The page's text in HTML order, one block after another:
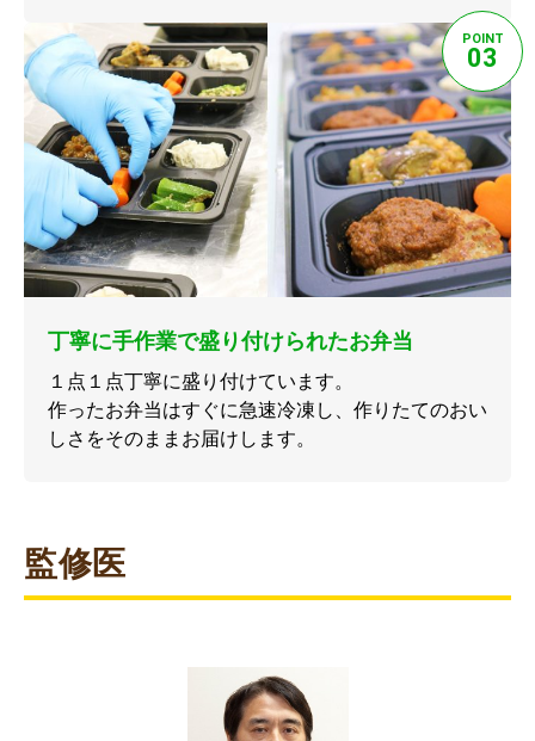
POINT
03
丁寧に手作業で盛り付けられたお弁当
１点１点丁寧に盛り付けています。
作ったお弁当はすぐに急速冷凍し、作りたてのおい
しさをそのままお届けします。
監修医